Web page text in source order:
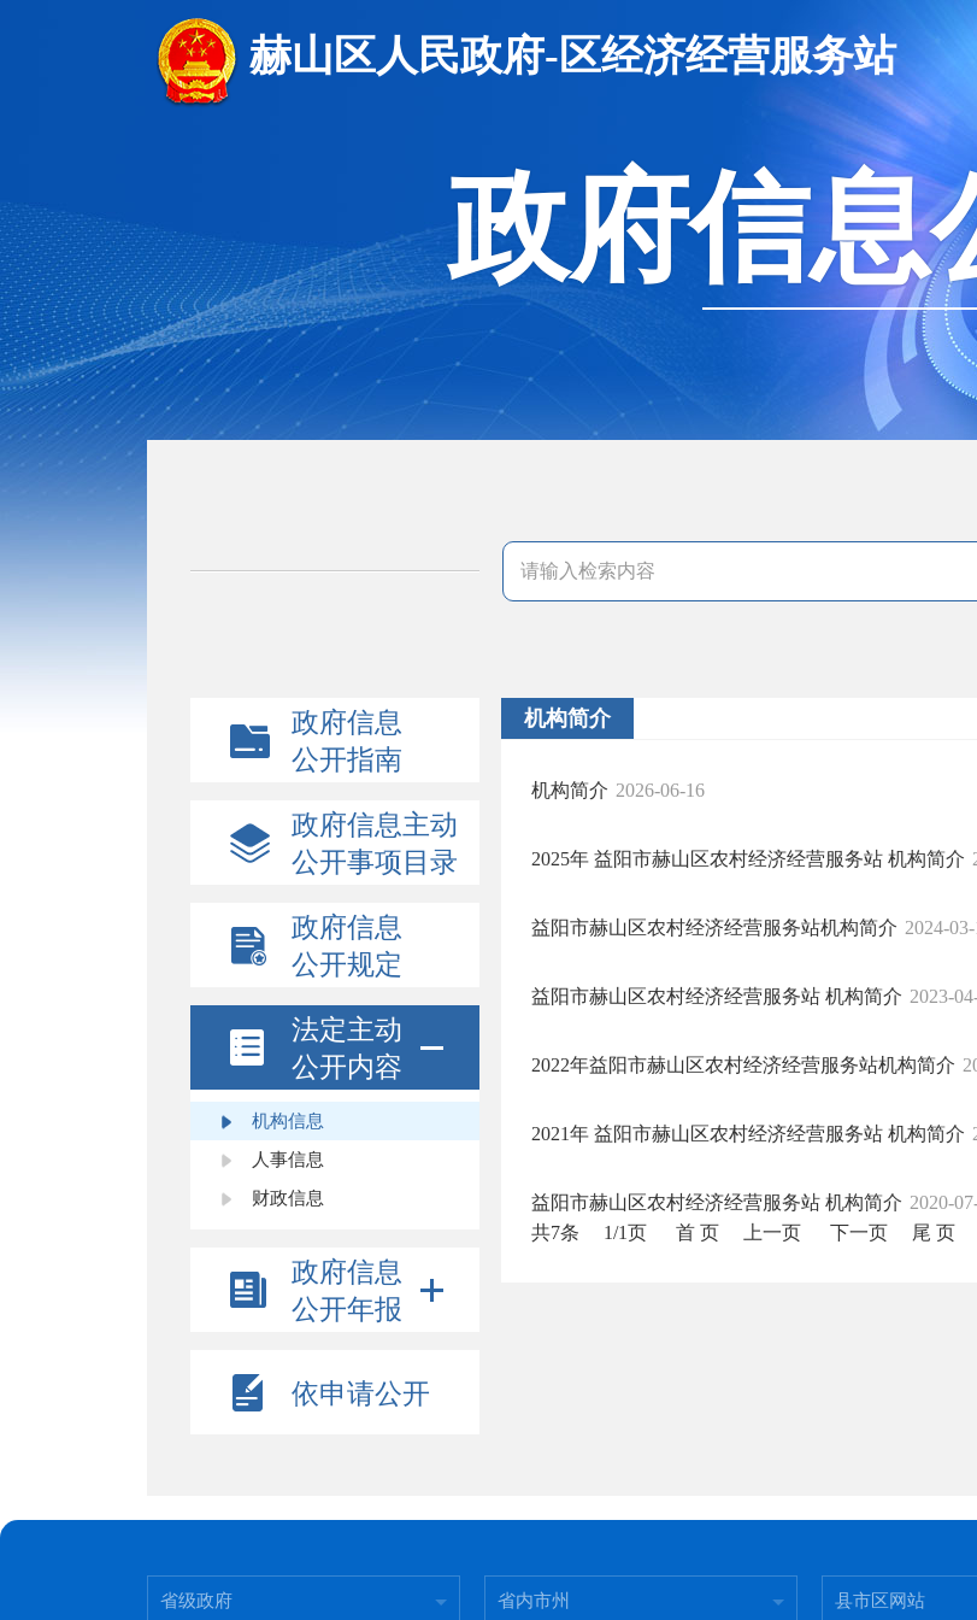
赫山区人民政府-区经济经营服务站
政府信息
政府信息
公开指南
政府信息主动
公开事项目录
政府信息
公开规定
法定主动
公开内容
机构信息
人事信息
财政信息
政府信息
公开年报
依申请公开
机构简介
机构简介 2026-06-16
2025年 益阳市赫山区农村经济经营服务站 机构简介
益阳市赫山区农村经济经营服务站机构简介 2024-
益阳市赫山区农村经济经营服务站 机构简介 2023-
2022年益阳市赫山区农村经济经营服务站机构简介
2021年 益阳市赫山区农村经济经营服务站 机构简介
益阳市赫山区农村经济经营服务站 机构简介 2020-
共7条
1/1页 首 页 上一页 下一页 尾 页
省级政府 省内市州 县市区网站